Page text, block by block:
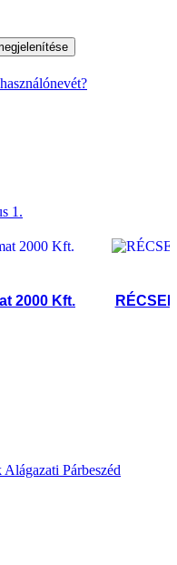
Kft. RÉCSEI
Párbeszéd